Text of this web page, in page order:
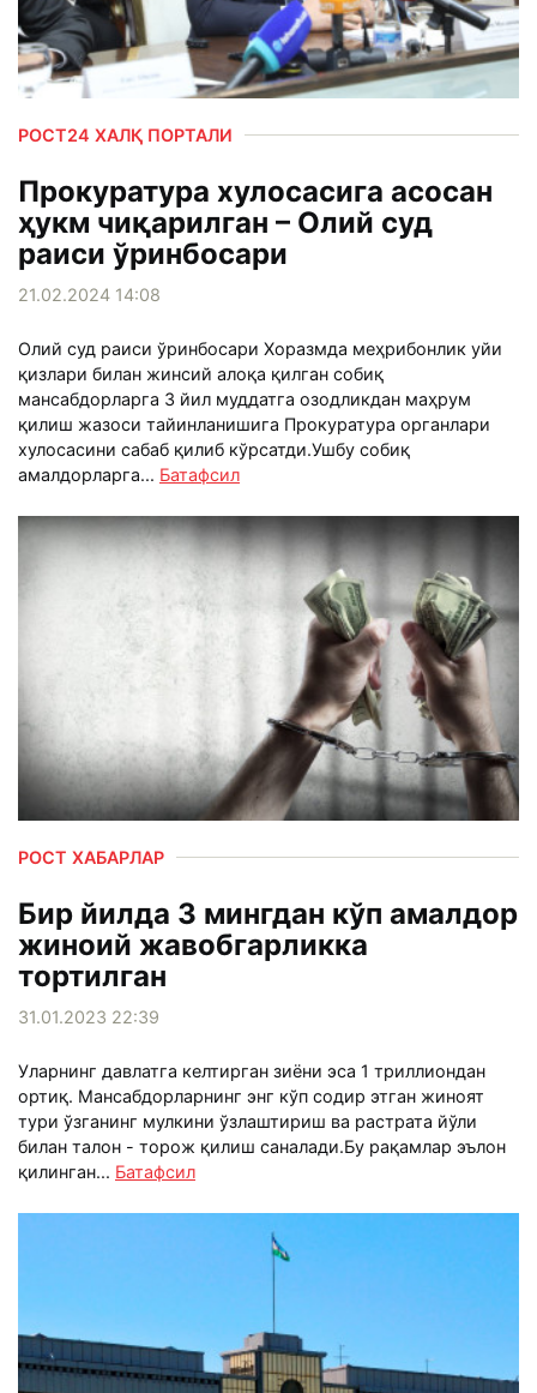
РОСТ24 ХАЛҚ ПОРТАЛИ
Прокуратура хулосасига асосан
ҳукм чиқарилган – Олий суд
раиси ўринбосари
21.02.2024 14:08
Олий суд раиси ўринбосари Хоразмда меҳрибонлик уйи
қизлари билан жинсий алоқа қилган собиқ
мансабдорларга 3 йил муддатга озодликдан маҳрум
қилиш жазоси тайинланишига Прокуратура органлари
хулосасини сабаб қилиб кўрсатди.Ушбу собиқ
амалдорларга... Батафсил
РОСТ ХАБАРЛАР
Бир йилда 3 мингдан кўп амалдор
жиноий жавобгарликка
тортилган
31.01.2023 22:39
Уларнинг давлатга келтирган зиёни эса 1 триллиондан
ортиқ. Мансабдорларнинг энг кўп содир этган жиноят
тури ўзганинг мулкини ўзлаштириш ва растрата йўли
билан талон - торож қилиш саналади.Бу рақамлар эълон
қилинган... Батафсил